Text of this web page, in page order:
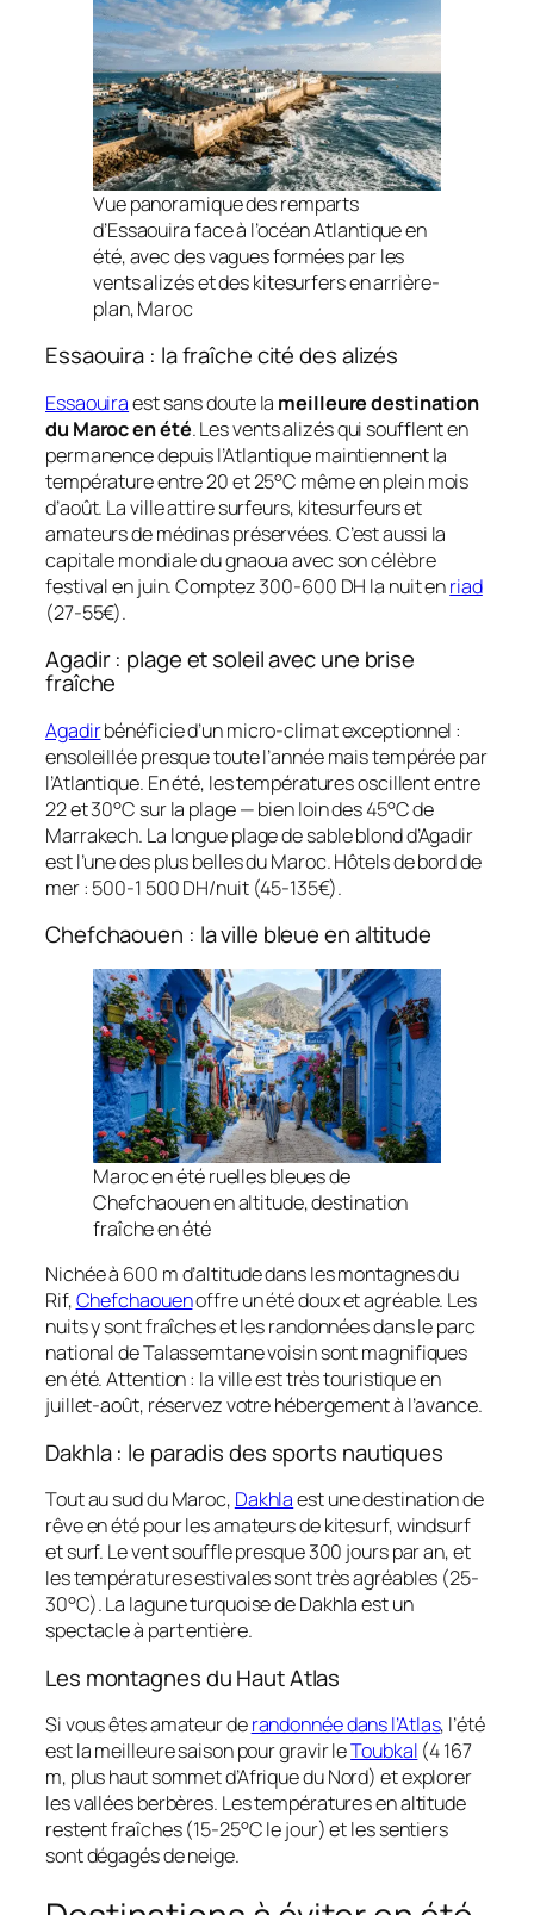
Vue panoramique des remparts
d’Essaouira face à l’océan Atlantique en
été, avec des vagues formées par les
vents alizés et des kitesurfers en arrière-
plan, Maroc
Essaouira : la fraîche cité des alizés
Essaouiraest sans doute la meilleure destination
du Maroc en été. Les vents alizés qui soufflent en
permanence depuis l’Atlantique maintiennent la
température entre 20 et 25°C même en plein mois
d’août. La ville attire surfeurs, kitesurfeurs et
amateurs de médinas préservées. C’est aussi la
capitale mondiale du gnaoua avec son célèbre
festival en juin. Comptez 300-600 DH la nuit enriad
(27-55€).
Agadir : plage et soleil avec une brise
fraîche
Agadirbénéficie d’un micro-climat exceptionnel :
ensoleillée presque toute l’année mais tempérée par
l’Atlantique. En été, les températures oscillent entre
22 et 30°C sur la plage — bien loin des 45°C de
Marrakech. La longue plage de sable blond d’Agadir
est l’une des plus belles du Maroc. Hôtels de bord de
mer : 500-1 500 DH/nuit (45-135€).
Chefchaouen : la ville bleue en altitude
Maroc en été ruelles bleues de
Chefchaouen en altitude, destination
fraîche en été
Nichée à 600 m d’altitude dans les montagnes du
Rif,Chefchaouenoffre un été doux et agréable. Les
nuits y sont fraîches et les randonnées dans le parc
national de Talassemtane voisin sont magnifiques
en été. Attention : la ville est très touristique en
juillet-août, réservez votre hébergement à l’avance.
Dakhla : le paradis des sports nautiques
Tout au sud du Maroc, Dakhlaest une destination de
rêve en été pour les amateurs de kitesurf, windsurf
et surf. Le vent souffle presque 300 jours par an, et
les températures estivales sont très agréables (25-
30°C). La lagune turquoise de Dakhla est un
spectacle à part entière.
Les montagnes du Haut Atlas
Si vous êtes amateur derandonnée dans l’Atlas, l’été
est la meilleure saison pour gravir leToubkal (4 167
m, plus haut sommet d’Afrique du Nord) et explorer
les vallées berbères. Les températures en altitude
restent fraîches (15-25°C le jour) et les sentiers
sont dégagés de neige.